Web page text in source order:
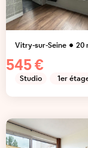
Vitry-sur-Seine 20
545 €
Studio 1er